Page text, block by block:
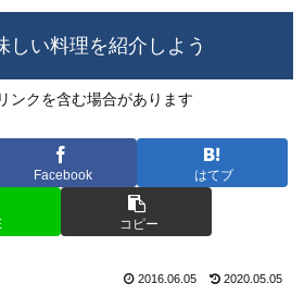
しい料理を紹介しよう
ンクを含む場合があります
Facebook はてブ
コピー
2016.06.05 2020.05.05